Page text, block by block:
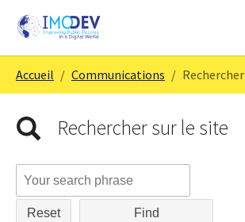
Accueil Communications Rechercher
Rechercher sur le site
Reset